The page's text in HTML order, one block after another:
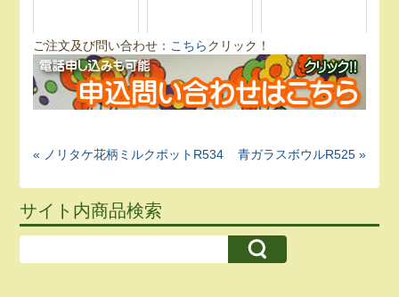
ご注文及び問い合わせ： こちらクリック！
« ノリタケ花柄ミルクポットR534 青ガラスボウルR525 »
サイト内商品検索